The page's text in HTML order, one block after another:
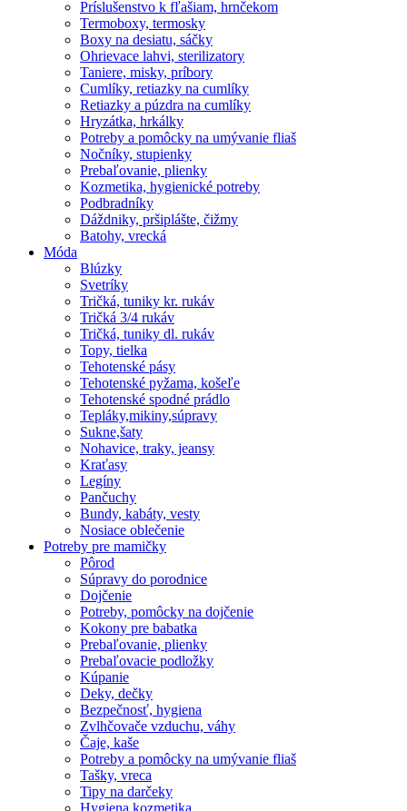
Príslušenstvo k fľašiam, hrnčekom
Termoboxy, termosky
Boxy na desiatu, sáčky
Ohrievace lahvi, sterilizatory
Taniere, misky, príbory
Cumlíky, retiazky na cumlíky
Retiazky a púzdra na cumlíky
Hryzátka, hrkálky
Potreby a pomôcky na umývanie fliaš
Nočníky, stupienky
Prebaľovanie, plienky
Kozmetika, hygienické potreby
Podbradníky
Dáždniky, pršiplášte, čižmy
Batohy, vrecká
Móda
Blúzky
Svetríky
Tričká, tuniky kr. rukáv
Tričká 3/4 rukáv
Tričká, tuniky dl. rukáv
Topy, tielka
Tehotenské pásy
Tehotenské pyžama, košeľe
Tehotenské spodné prádlo
Tepláky,mikiny,súpravy
Sukne,šaty
Nohavice, traky, jeansy
Kraťasy
Legíny
Pančuchy
Bundy, kabáty, vesty
Nosiace oblečenie
Potreby pre mamičky
Pôrod
Súpravy do porodnice
Dojčenie
Potreby, pomôcky na dojčenie
Kokony pre babatka
Prebaľovanie, plienky
Prebaľovacie podložky
Kúpanie
Deky, dečky
Bezpečnosť, hygiena
Zvlhčovače vzduchu, váhy
Čaje, kaše
Potreby a pomôcky na umývanie fliaš
Tašky, vreca
Tipy na darčeky
Hygiena kozmetika